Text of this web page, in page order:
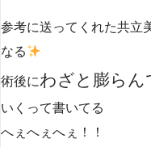
参考に送ってくれた共立
なる
術後にわざと膨らん
いくって書いてる
へぇへぇへぇ！！